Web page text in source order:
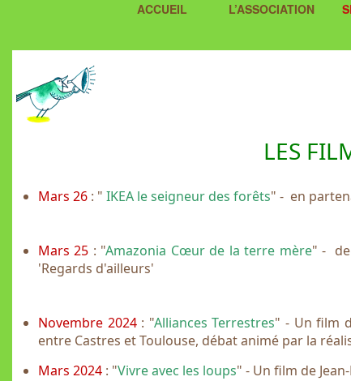
ACCUEIL L’ASSOCIATION
LES
Mars 26 : " IKEA le seigneur des forêts" - en
Mars 25 : "Amazonia Cœur de la terre mère" - de
'Regards d'ailleurs'
Novembre 2024 : "Alliances Terrestres" - Un film
entre Castres et Toulouse, débat animé par la
Mars 2024 : "Vivre avec les loups" - Un film de